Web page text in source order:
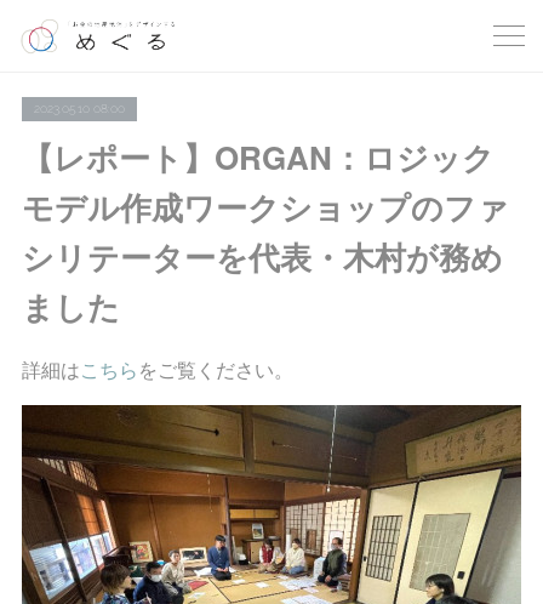
2023.05.10 08:00
【レポート】ORGAN：ロジック
モデル作成ワークショップのファ
シリテーターを代表・木村が務め
ました
詳細はこちらをご覧ください。